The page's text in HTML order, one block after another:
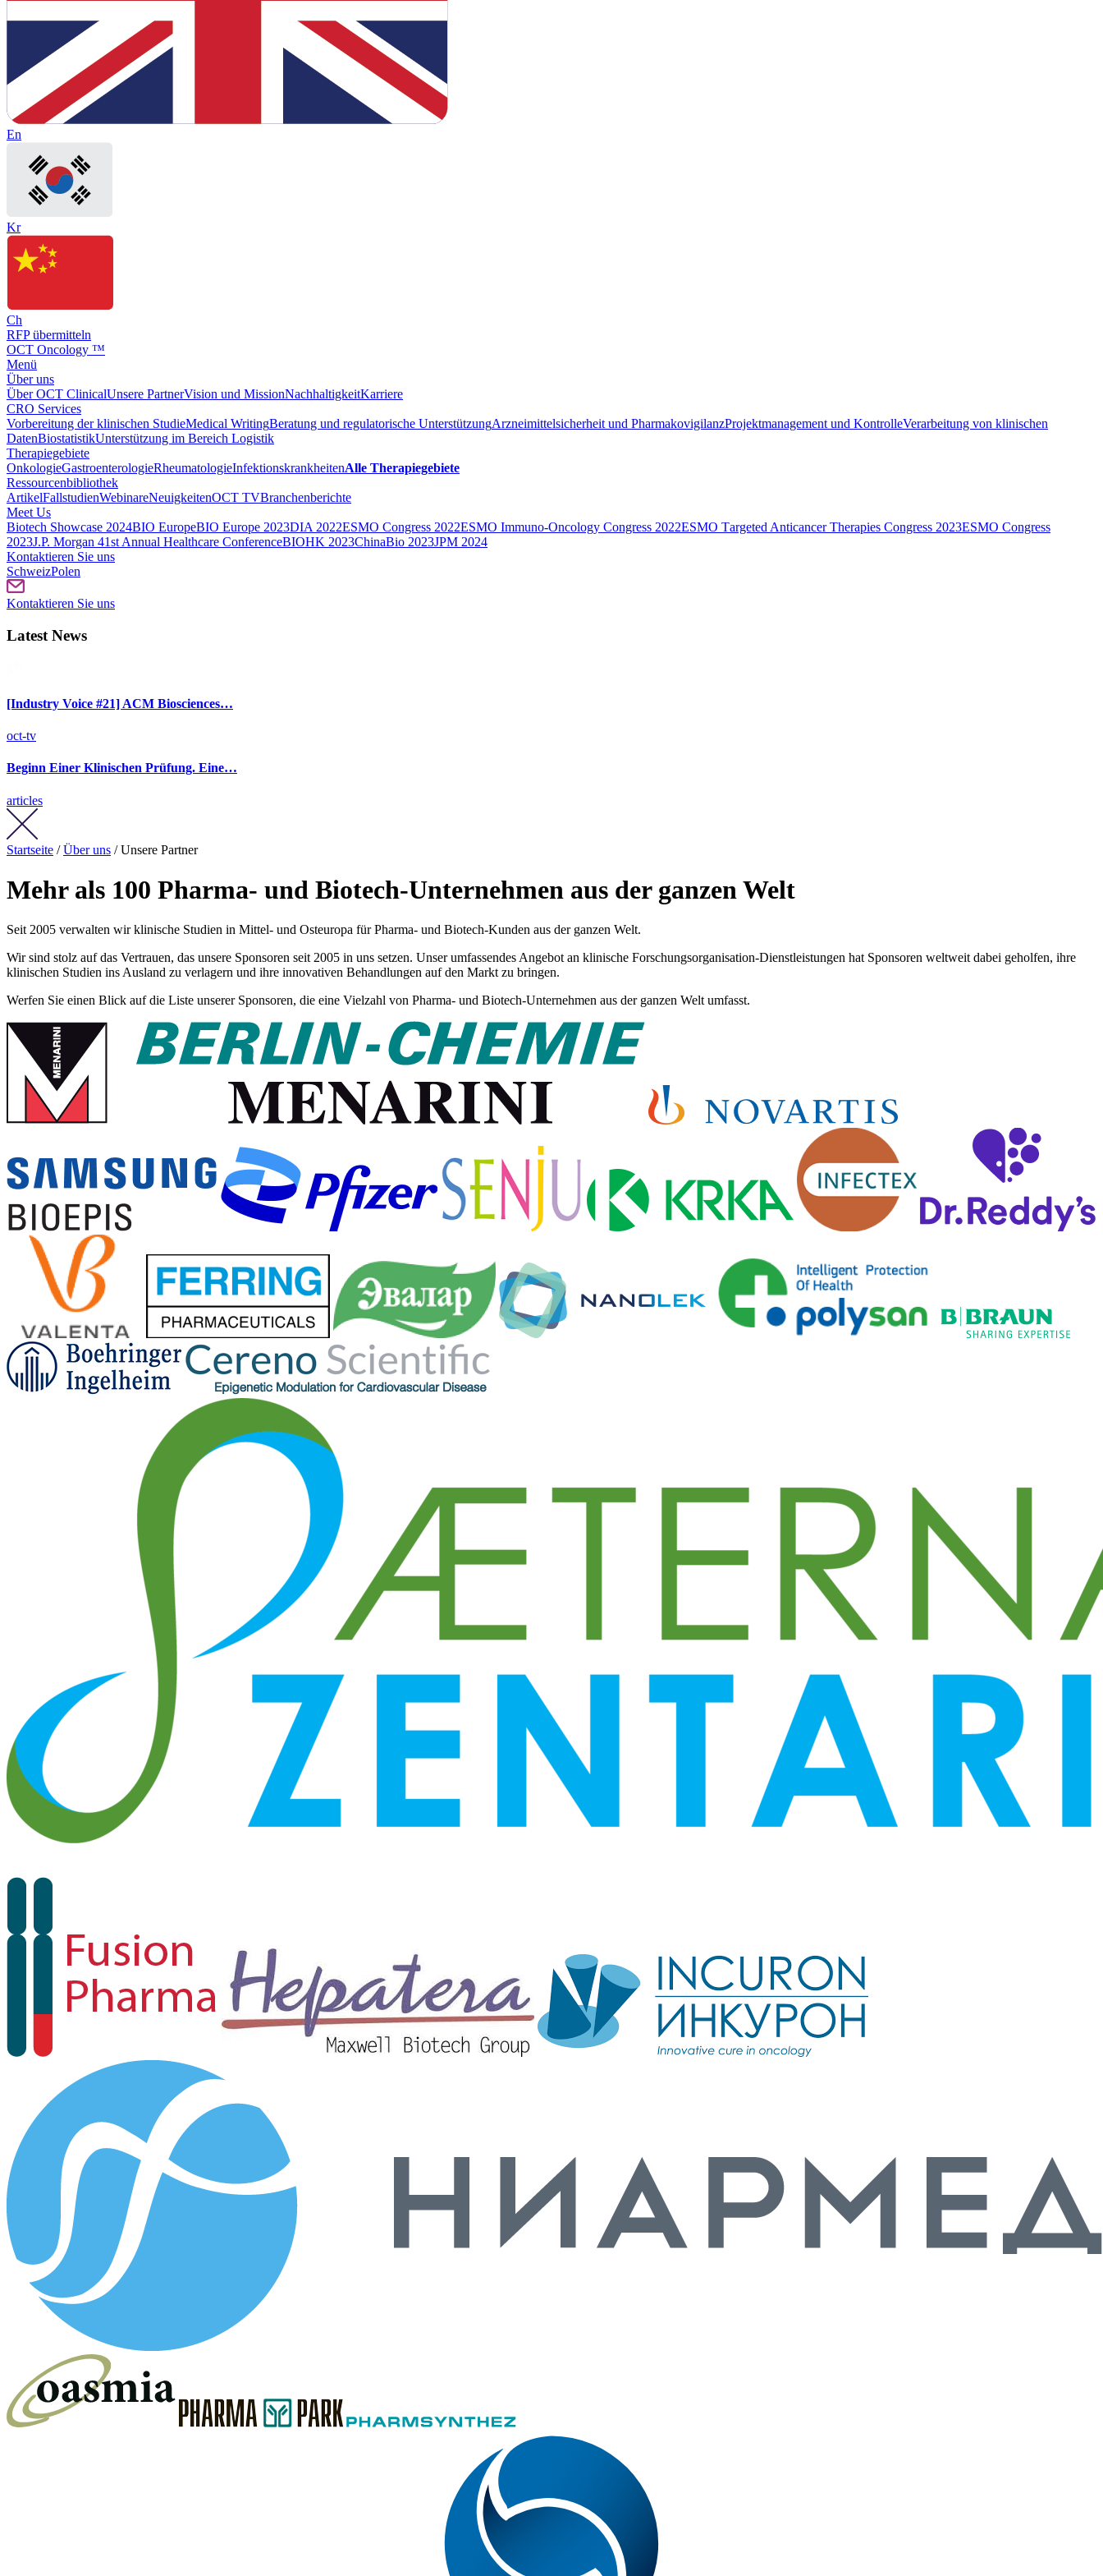
En
Kr
Ch
RFP übermitteln
OCT Oncology ™
Menü
Über uns
Über OCT ClinicalUnsere PartnerVision und MissionNachhaltigkeitKarriere
CRO Services
Vorbereitung der klinischen StudieMedical WritingBeratung und regulatorische UnterstützungArzneimittelsicherheit und PharmakovigilanzProjektmanagement und KontrolleVerarbeitung von klinischen
DatenBiostatistikUnterstützung im Bereich Logistik
Therapiegebiete
OnkologieGastroenterologieRheumatologieInfektionskrankheitenAlle Therapiegebiete
Ressourcenbibliothek
ArtikelFallstudienWebinareNeuigkeitenOCT TVBranchenberichte
Meet Us
Biotech Showcase 2024BIO EuropeBIO Europe 2023DIA 2022ESMO Congress 2022ESMO Immuno-Oncology Congress 2022ESMO Тargeted Anticancer Therapies Congress 2023ESMO Congress
2023J.P. Morgan 41st Annual Healthcare ConferenceBIOHK 2023ChinaBio 2023JPM 2024
Kontaktieren Sie uns
SchweizPolen
Kontaktieren Sie uns
Latest News
[Industry Voice #21] ACM Biosciences…
oct-tv
Beginn Einer Klinischen Prüfung. Eine…
articles
Startseite /Über uns / Unsere Partner
Mehr als 100 Pharma- und Biotech-Unternehmen aus der ganzen Welt
Seit 2005 verwalten wir klinische Studien in Mittel- und Osteuropa für Pharma- und Biotech-Kunden aus der ganzen Welt.
Wir sind stolz auf das Vertrauen, das unsere Sponsoren seit 2005 in uns setzen. Unser umfassendes Angebot an klinische Forschungsorganisation-Dienstleistungen hat Sponsoren weltweit dabei geholfen, ihre
klinischen Studien ins Ausland zu verlagern und ihre innovativen Behandlungen auf den Markt zu bringen.
Werfen Sie einen Blick auf die Liste unserer Sponsoren, die eine Vielzahl von Pharma- und Biotech-Unternehmen aus der ganzen Welt umfasst.